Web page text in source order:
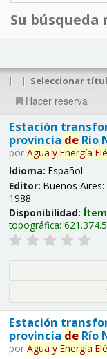
Su búsqueda
| | Seleccionar
Hacer reserva
Estación
provincia deRío
por Agua y Energía
Idioma: Español
Editor: Buenos Aires:
1988
Disponibilidad:
topográfica:
Estación
provincia deRío
por Agua y Energía